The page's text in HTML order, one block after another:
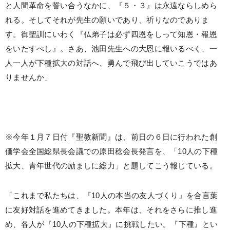
と人間革命を誓い合うなかに、『５・３』は永遠ならしめら
れる。そしてそれが先生の願いであり、祈りなのでありま
す。御聖訓にいわく『仏弟子は必ず四恩をしって知恩・報恩
をいたすべし』。さあ、池田先生への大恩に報いるべく、一
人一人が下種拡大の対話へ、勇んで飛び出していこうではあ
りませんか」
※今年１月７日付『聖教新聞』は、前日の６日に行われた創
価学会全国総県長会議での原田稔会長発言を、「10人の下種
拡大、青年世代の励ましに総力」と題してこう報じている。
「これまで私たちは、『10人の本当の友人づくり』を合言葉
に友好対話を進めてきました。本年は、それをさらに推し進
め、各人が『10人の下種拡大』に挑戦したい。『下種』とい